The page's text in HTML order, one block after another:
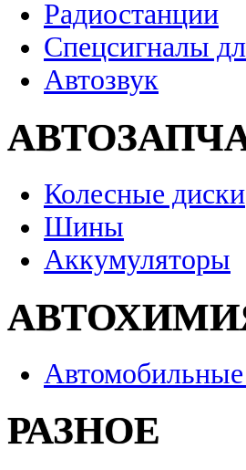
Радиостанции
Спецсигналы
Автозвук
Колесные диски
Шины
Аккумуляторы
Автомобильные
РАЗНОЕ